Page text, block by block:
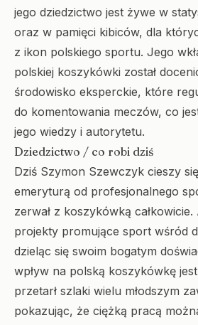
jego dziedzictwo jest żywe w
oraz w pamięci kibiców, dla
z ikon polskiego sportu. Jego
polskiej koszykówki został
środowisko eksperckie, które
do komentowania meczów, co
jego wiedzy i autorytetu.
Dziedzictwo / co robi dziś
Dziś Szymon Szewczyk cieszy
emeryturą od profesjonalnego
zerwał z koszykówką
projekty promujące sport wśród
dzieląc się swoim bogatym
wpływ na polską koszykówkę
przetarł szlaki wielu młodszym
pokazując, że ciężką pracą